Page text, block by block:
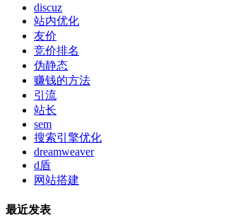
discuz
站内优化
友价
竞价排名
伪静态
赚钱的方法
引流
站长
sem
搜索引擎优化
dreamweaver
d盾
网站搭建
最近发表